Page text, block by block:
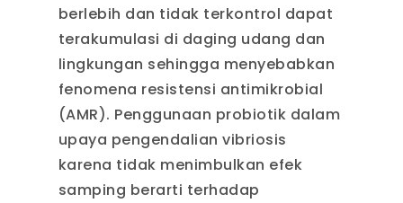
berlebih dan tidak terkontrol dapat
terakumulasi di daging udang dan
lingkungan sehingga menyebabkan
fenomena resistensi antimikrobial
(AMR). Penggunaan probiotik dalam
upaya pengendalian vibriosis
karena tidak menimbulkan efek
samping berarti terhadap